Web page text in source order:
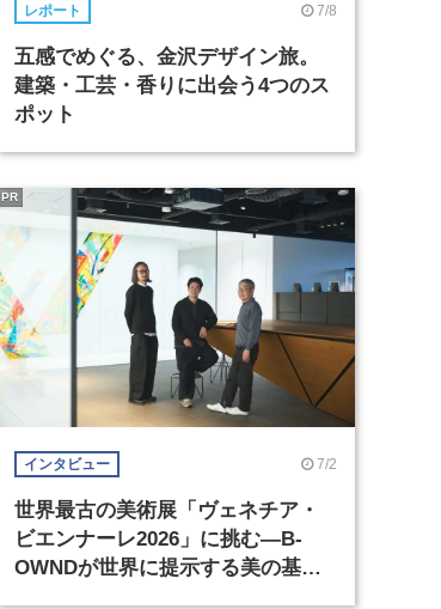
レポート 7/8
五感でめぐる、金沢デザイン旅。
建築・工芸・香りに出会う4つのス
ポット
インタビュー 7/2
世界最古の美術展「ヴェネチア・
ビエンナーレ2026」に挑む―B-
OWNDが世界に提示する美の基準
PR